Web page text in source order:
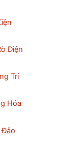
Điện
Trí
Hóa
Đảo